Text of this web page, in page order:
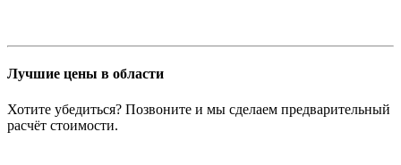
Лучшие цены в области
Хотите убедиться? Позвоните и мы сделаем предварительный
расчёт стоимости.